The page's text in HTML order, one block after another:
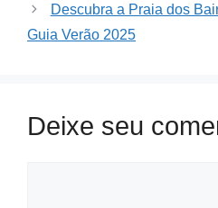
Descubra a Praia dos
Guia Verão 2025
Deixe seu